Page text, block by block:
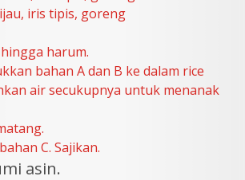
iris tipis, goreng
harum.
bahan A dan B ke dalam rice
air secukupnya untuk menanak
C. Sajikan.
asin.